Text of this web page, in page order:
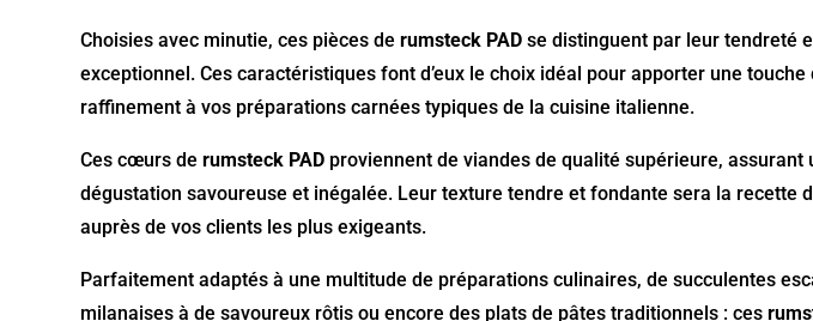
Choisies avec minutie, ces pièces derumsteck PAD se distinguent par leur tendreté
exceptionnel. Ces caractéristiques font d’eux le choix idéal pour apporter une touche
raffinement à vos préparations carnées typiques de la cuisine italienne.
Ces cœurs derumsteck PAD proviennent de viandes de qualité supérieure, assurant
dégustation savoureuse et inégalée. Leur texture tendre et fondante sera la recette
auprès de vos clients les plus exigeants.
Parfaitement adaptés à une multitude de préparations culinaires, de succulentes
milanaises à de savoureux rôtis ou encore des plats de pâtes traditionnels : ces